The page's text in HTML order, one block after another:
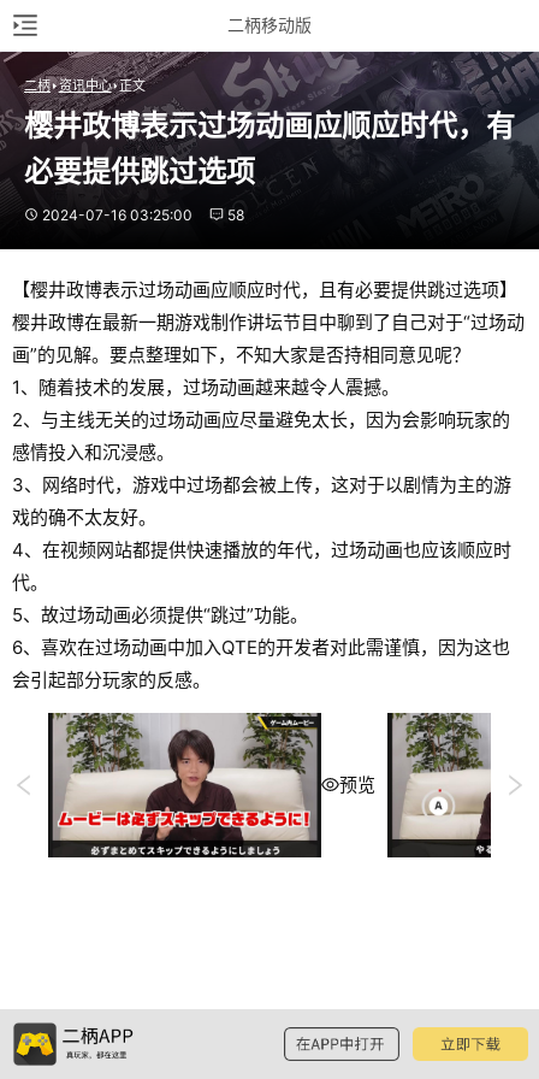
二柄移动版
二柄 资讯中心 正文
樱井政博表示过场动画应顺应时代，有
必要提供跳过选项
2024-07-16 03:25:00 58
【樱井政博表示过场动画应顺应时代，且有必要提供跳过选项】
樱井政博在最新一期游戏制作讲坛节目中聊到了自己对于“过场动
画”的见解。要点整理如下，不知大家是否持相同意见呢？
1、随着技术的发展，过场动画越来越令人震撼。
2、与主线无关的过场动画应尽量避免太长，因为会影响玩家的
感情投入和沉浸感。
3、网络时代，游戏中过场都会被上传，这对于以剧情为主的游
戏的确不太友好。
4、在视频网站都提供快速播放的年代，过场动画也应该顺应时
代。
5、故过场动画必须提供“跳过”功能。
6、喜欢在过场动画中加入QTE的开发者对此需谨慎，因为这也
会引起部分玩家的反感。
预览